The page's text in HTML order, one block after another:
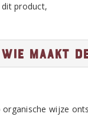
product,
maakt
organische wijze